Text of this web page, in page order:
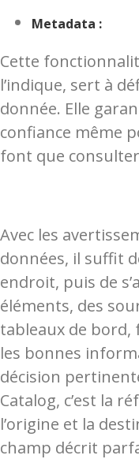
Metadata :
Cette
l’indique, sert à
donnée. Elle
confiance même
font que
Avec les
données, il suffit
endroit, puis de
éléments, des
tableaux de
les bonnes
décision
Catalog, c’est la
l’origine et la
champ décrit